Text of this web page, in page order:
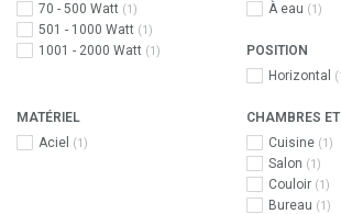
70 - 500 Watt (1)
501 - 1000 Watt (1)
1001 - 2000 Watt (1)
À eau (1)
POSITION
Horizontal
MATÉRIEL
Aciel
(1)
CHAMBRES
Cuisine (1)
Salon (1)
Couloir (1)
Bureau (1)